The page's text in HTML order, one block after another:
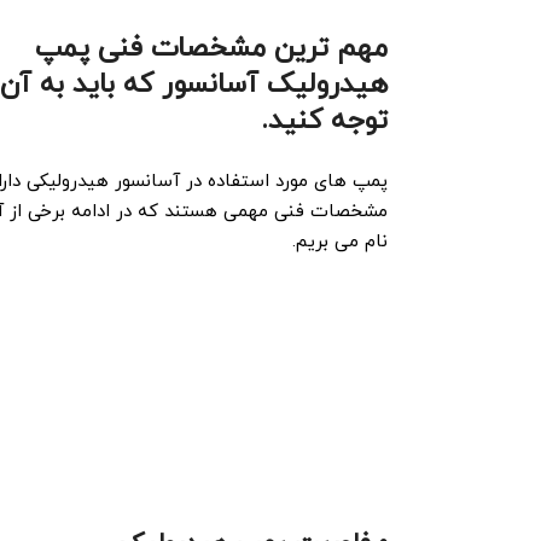
مهم ترین مشخصات فنی پمپ
هیدرولیک آسانسور که باید به
توجه کنید.
پمپ های مورد استفاده در آسانسور هیدرولیکی
مشخصات فنی مهمی هستند که در ادامه برخی از
نام می بریم.